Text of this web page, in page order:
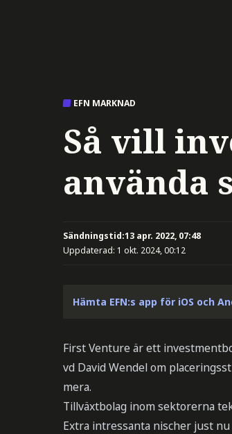
EFN MARKNAD
Så vill
använda
Sändningstid:13 apr. 2022, 07:48
Uppdaterad: 1 okt. 2024, 00:12
Hämta EFN:s app för iOS och
First Venture är ett
vd David Wendel om
mera.
Tillväxtbolag inom sektorerna
Extra intressanta nischer just